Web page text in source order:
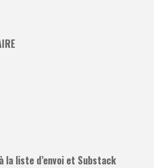
la liste d’envoi et Substack